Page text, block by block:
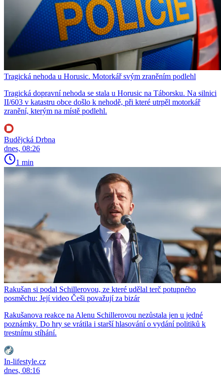
Tragická nehoda u Horusic. Motorkář svým zraněním podlehl
Tragická dopravní nehoda se stala u Horusic na Táborsku. Na silnici
II/603 v katastru obce došlo k nehodě, při které utrpěl motorkář
zranění, kterým na místě podlehl.
Budějcká Drbna
dnes, 08:26
1 min
Rakušan si podal Schillerovou, ze které udělal terč potupného
posměchu: Její video Češi považují za bizár
Rakušanova reakce na Alenu Schillerovou nezůstala jen u jedné
poznámky. Do hry se vrátila i starší hlasování o vydání politiků k
trestnímu stíhání.
In-lifestyle.cz
dnes, 08:16